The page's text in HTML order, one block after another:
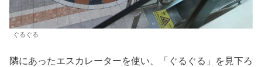
ぐるぐる
隣にあったエスカレーターを使い、「ぐるぐる」を見下ろ